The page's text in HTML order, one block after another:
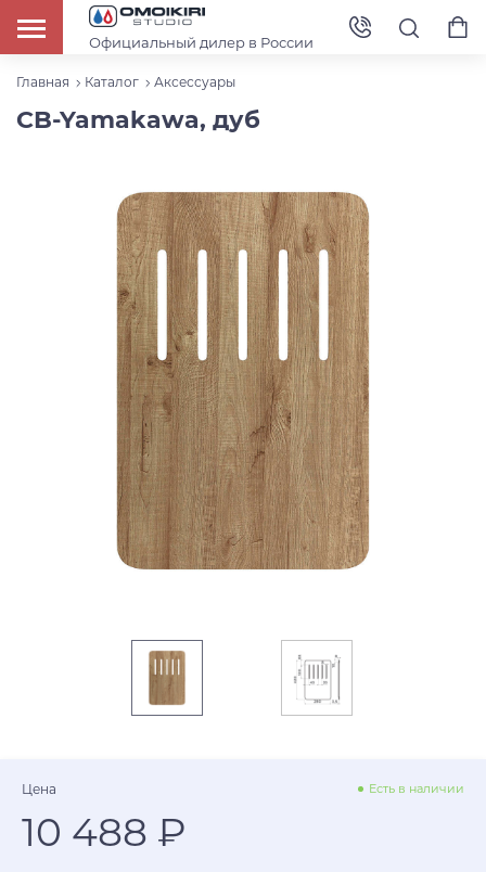
Официальный дилер в России
Главная Каталог Аксессуары
CB-Yamakawa, дуб
Цена Есть в наличии
10 488 ₽